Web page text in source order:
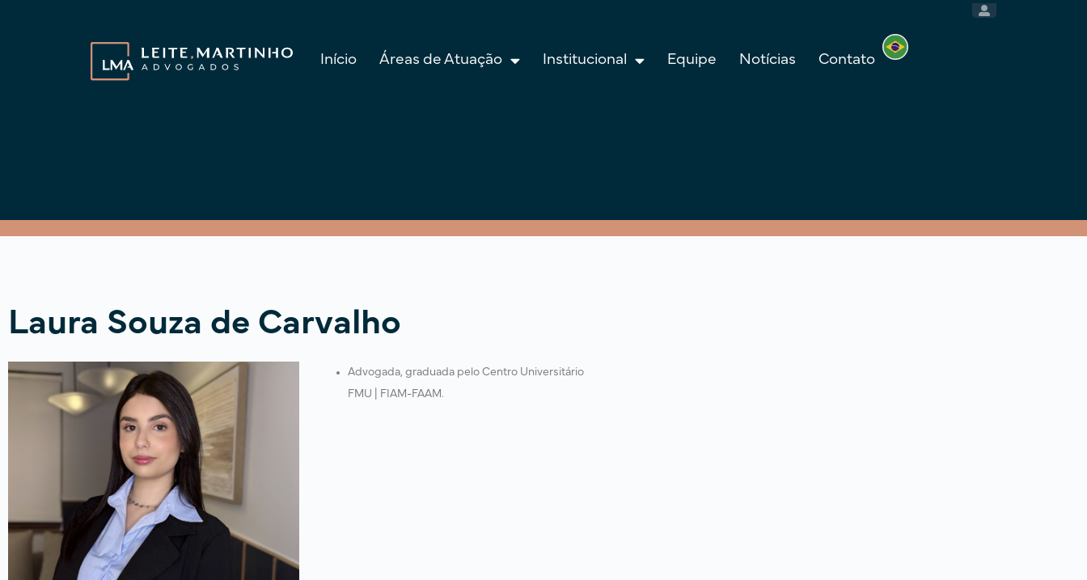
Início Áreas de Atuação Institucional Equipe Notícias Contato
Laura Souza de Carvalho
Advogada, graduada pelo Centro Universitário
FMU | FIAM-FAAM.